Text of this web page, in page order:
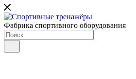
Фабрика спортивного оборудования